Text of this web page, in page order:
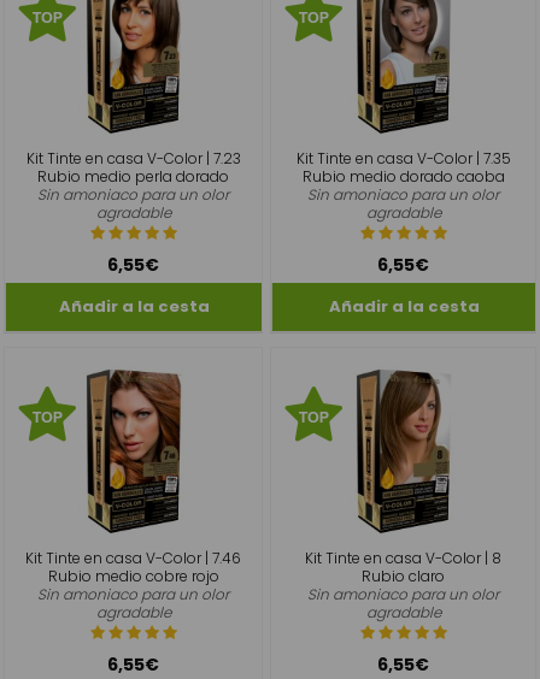
Kit Tinte en casa V-Color | 7.23
Rubio medio perla dorado
Sin amoniaco para un olor
agradable
6,55€
Kit Tinte en casa V-Color | 7.35
Rubio medio dorado caoba
Sin amoniaco para un olor
agradable
6,55€
Kit Tinte en casa V-Color | 7.46
Rubio medio cobre rojo
Sin amoniaco para un olor
agradable
6,55€
Kit Tinte en casa V-Color | 8
Rubio claro
Sin amoniaco para un olor
agradable
6,55€